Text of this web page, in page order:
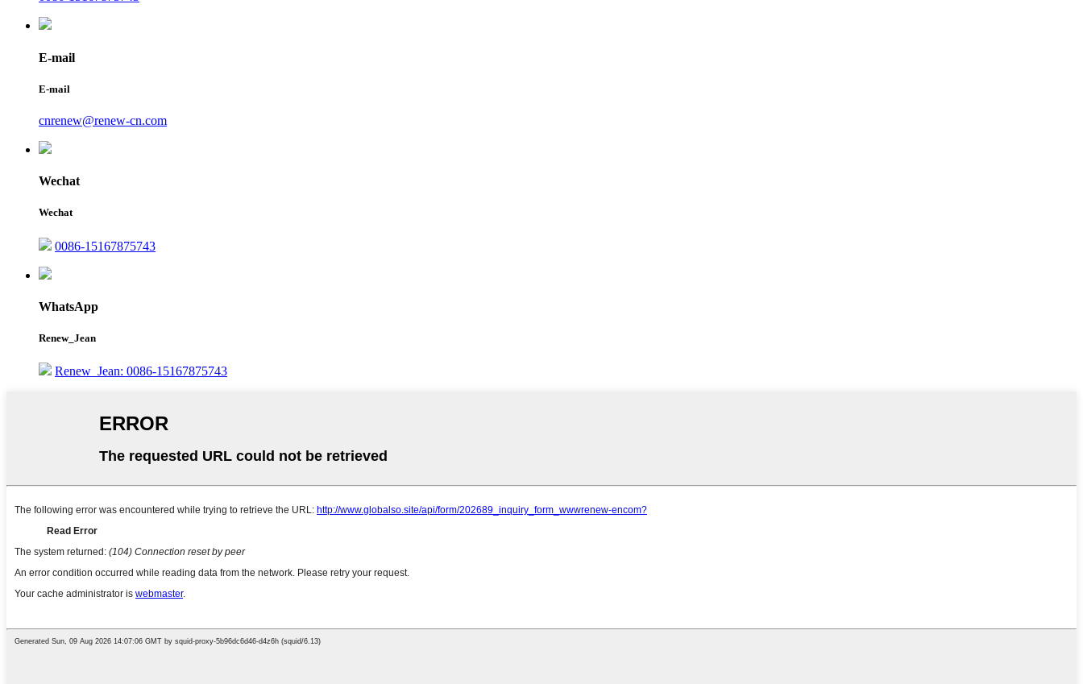
E-mail
E-mail
cnrenew@renew-cn.com
Wechat
Wechat
0086-15167875743
WhatsApp
Renew_Jean
Renew_Jean: 0086-15167875743